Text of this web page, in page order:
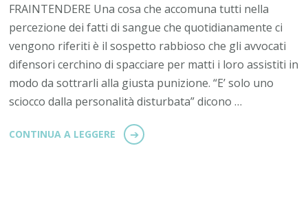
FRAINTENDERE Una cosa che accomuna tutti nella
percezione dei fatti di sangue che quotidianamente ci
vengono riferiti è il sospetto rabbioso che gli avvocati
difensori cerchino di spacciare per matti i loro assistiti in
modo da sottrarli alla giusta punizione. “E’ solo uno
sciocco dalla personalità disturbata” dicono …
CONTINUA A LEGGERE